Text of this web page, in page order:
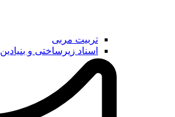
تربیت مربی
اسناد زیرساختی و بنیادین